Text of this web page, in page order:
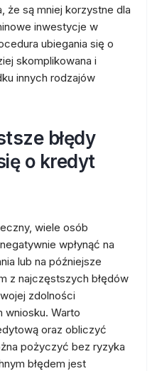
że są mniej korzystne dla
inwestycje w
ubiegania się o
skomplikowana i
innych rodzajów
błędy
o kredyt
wiele osób
wpłynąć na
lub na późniejsze
z najczęstszych błędów
zdolności
wniosku. Warto
oraz obliczyć
pożyczyć bez ryzyka
błędem jest